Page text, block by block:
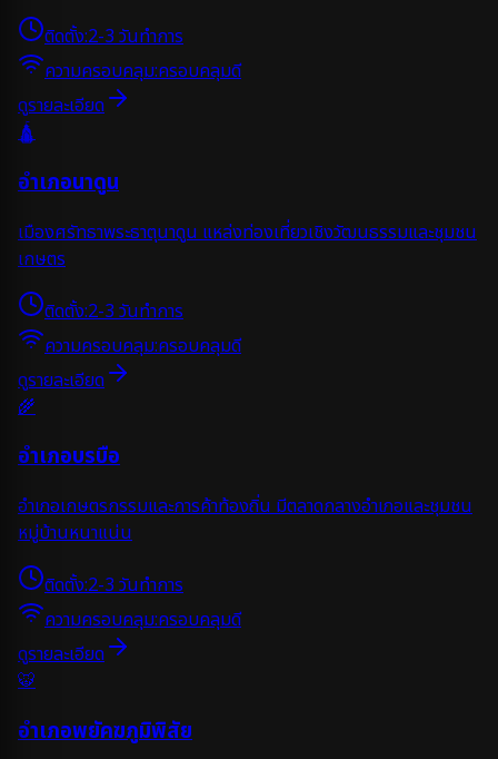
ติดตั้ง:2-3 วันทำการ
ความครอบคลุม:ครอบคลุมดี
ดูรายละเอียด
🛕
อำเภอนาดูน
เมืองศรัทธาพระธาตุนาดูน แหล่งท่องเที่ยวเชิงวัฒนธรรมและชุมชน
เกษตร
ติดตั้ง:2-3 วันทำการ
ความครอบคลุม:ครอบคลุมดี
ดูรายละเอียด
🌾
อำเภอบรบือ
อำเภอเกษตรกรรมและการค้าท้องถิ่น มีตลาดกลางอำเภอและชุมชน
หมู่บ้านหนาแน่น
ติดตั้ง:2-3 วันทำการ
ความครอบคลุม:ครอบคลุมดี
ดูรายละเอียด
🐯
อำเภอพยัคฆภูมิพิสัย